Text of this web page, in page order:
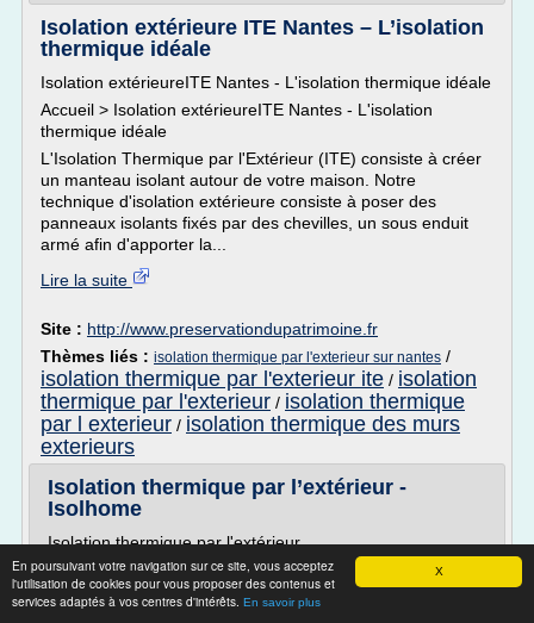
X
En poursuivant votre navigation sur ce site, vous acceptez
l'utilisation de cookies pour vous proposer des contenus et
services adaptés à vos centres d'intérêts. En savoir plus
Isolation extérieure ITE Nantes – L’isolation
thermique idéale
Isolation extérieureITE Nantes - L'isolation thermique idéale
Accueil > Isolation extérieureITE Nantes - L'isolation
thermique idéale
L'Isolation Thermique par l'Extérieur (ITE) consiste à créer
un manteau isolant autour de votre maison. Notre
technique d'isolation extérieure consiste à poser des
panneaux isolants fixés par des chevilles, un sous enduit
armé afin d'apporter la...
Lire la suite
Site : http://www.preservationdupatrimoine.fr
Thèmes liés : isolation thermique par l'exterieur sur nantes /
isolation thermique par l'exterieur ite / isolation
thermique par l'exterieur / isolation thermique
par l exterieur / isolation thermique des murs
exterieurs
Isolation thermique par l’extérieur -
Isolhome
Isolation thermique par l'extérieur
Pourquoi l'isolation thermique par l'extérieur ?
L'isolation thermique par l'extérieur réduit très